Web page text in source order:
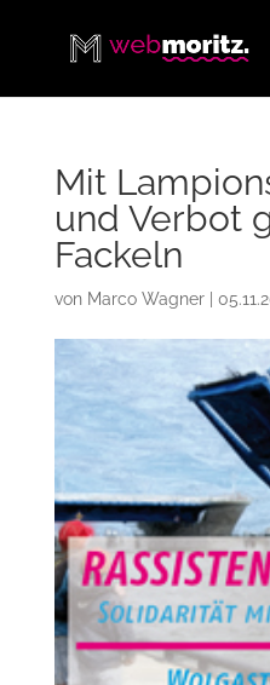
Mit
und Verbot
Fackeln
von Marco Wagner|